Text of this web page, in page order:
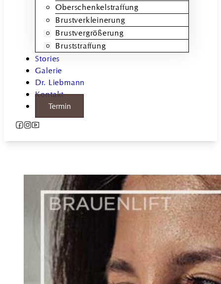
Oberschenkelstraffung
Brustverkleinerung
Brustvergrößerung
Bruststraffung
Stories
Galerie
Dr. Liebmann
Kontakt
Termin
Follow us on Facebook
Follow us on Instagram
Follow us on YouTube